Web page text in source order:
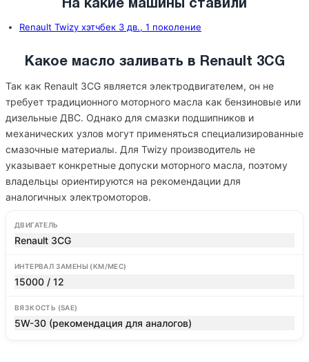
На какие машины ставили
Renault Twizy хэтчбек 3 дв., 1 поколение
Какое масло заливать в Renault 3CG
Так как Renault 3CG является электродвигателем, он не
требует традиционного моторного масла как бензиновые или
дизельные ДВС. Однако для смазки подшипников и
механических узлов могут применяться специализированные
смазочные материалы. Для Twizy производитель не
указывает конкретные допуски моторного масла, поэтому
владельцы ориентируются на рекомендации для
аналогичных электромоторов.
ДВИГАТЕЛЬ
Renault 3CG
ИНТЕРВАЛ ЗАМЕНЫ (КМ/МЕС)
15000 / 12
ВЯЗКОСТЬ (SAE)
5W-30 (рекомендация для аналогов)